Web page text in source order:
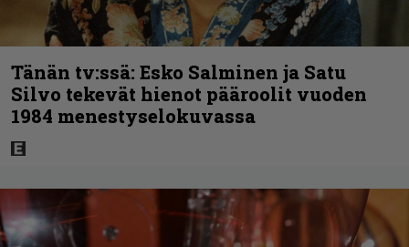
Tänän tv:ssä: Esko Salminen ja Satu
Silvo tekevät hienot pääroolit vuoden
1984 menestyselokuvassa